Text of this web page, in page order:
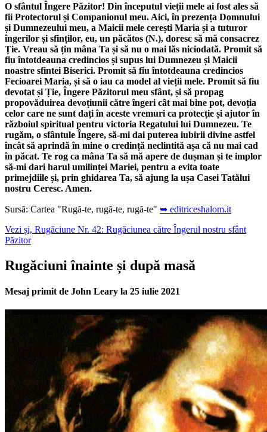
O sfântul Îngere Păzitor! Din începutul vieții mele ai fost ales să
fii Protectorul și Companionul meu. Aici, în prezența Domnului
și Dumnezeului meu, a Maicii mele cerești Maria și a tuturor
îngerilor și sfinților, eu, un păcătos (N.), doresc să mă consacrez
Ție. Vreau să țin mâna Ta și să nu o mai lăs niciodată. Promit să
fiu întotdeauna credincios și supus lui Dumnezeu și Maicii
noastre sfintei Biserici. Promit să fiu întotdeauna credincios
Fecioarei Maria, și să o iau ca model al vieții mele. Promit să fiu
devotat și Ție, Îngere Păzitorul meu sfânt, și să propag
propovăduirea devoțiunii către îngeri cât mai bine pot, devoția
celor care ne sunt dați în aceste vremuri ca protecție și ajutor în
războiul spiritual pentru victoria Regatului lui Dumnezeu. Te
rugăm, o sfântule Îngere, să-mi dai puterea iubirii divine astfel
încât să aprindă în mine o credință neclintită așa că nu mai cad
în păcat. Te rog ca mâna Ta să mă apere de dușman și te implor
să-mi dari harul umilinței Mariei, pentru a evita toate
primejdiile și, prin ghidarea Ta, să ajung la ușa Casei Tatălui
nostru Ceresc. Amen.
Sursă: Cartea "Rugă-te, rugă-te, rugă-te" ➥ editriceshalom.it
Vezi și, Rugăciune Nr. 42: Rugăciunea către Îngerul nostru sfânt
Păzitor
Rugăciuni înainte și după masă
Mesaj primit de John Leary la 25 iulie 2021